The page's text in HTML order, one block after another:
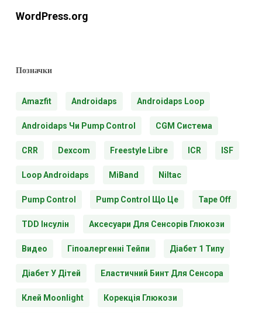
WordPress.org
Позначки
Amazfit Androidaps Androidaps Loop
Androidaps Чи Pump Control CGM Система
CRR Dexcom Freestyle Libre ICR ISF
Loop Androidaps MiBand Niltac
Pump Control Pump Control Що Це Tape Off
TDD Інсулін Аксесуари Для Сенсорів Глюкози
Видео Гіпоалергенні Тейпи Діабет 1 Типу
Діабет У Дітей Еластичний Бинт Для Сенсора
Клей Moonlight Корекція Глюкози